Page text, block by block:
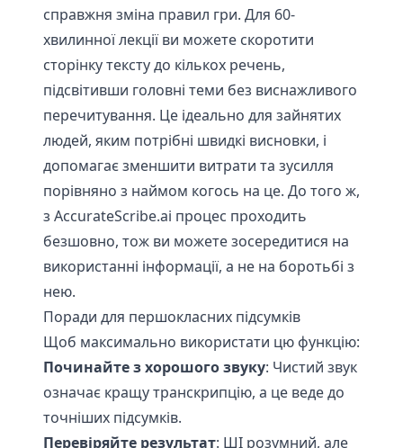
справжня зміна правил гри. Для 60-
хвилинної лекції ви можете скоротити
сторінку тексту до кількох речень,
підсвітивши головні теми без виснажливого
перечитування. Це ідеально для зайнятих
людей, яким потрібні швидкі висновки, і
допомагає зменшити витрати та зусилля
порівняно з наймом когось на це. До того ж,
з AccurateScribe.ai процес проходить
безшовно, тож ви можете зосередитися на
використанні інформації, а не на боротьбі з
нею.
Поради для першокласних підсумків
Щоб максимально використати цю функцію:
Починайте з хорошого звуку: Чистий звук
означає кращу транскрипцію, а це веде до
точніших підсумків.
Перевіряйте результат: ШІ розумний, але